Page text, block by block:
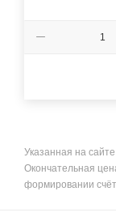
Указанная на
Окончательная
формировании